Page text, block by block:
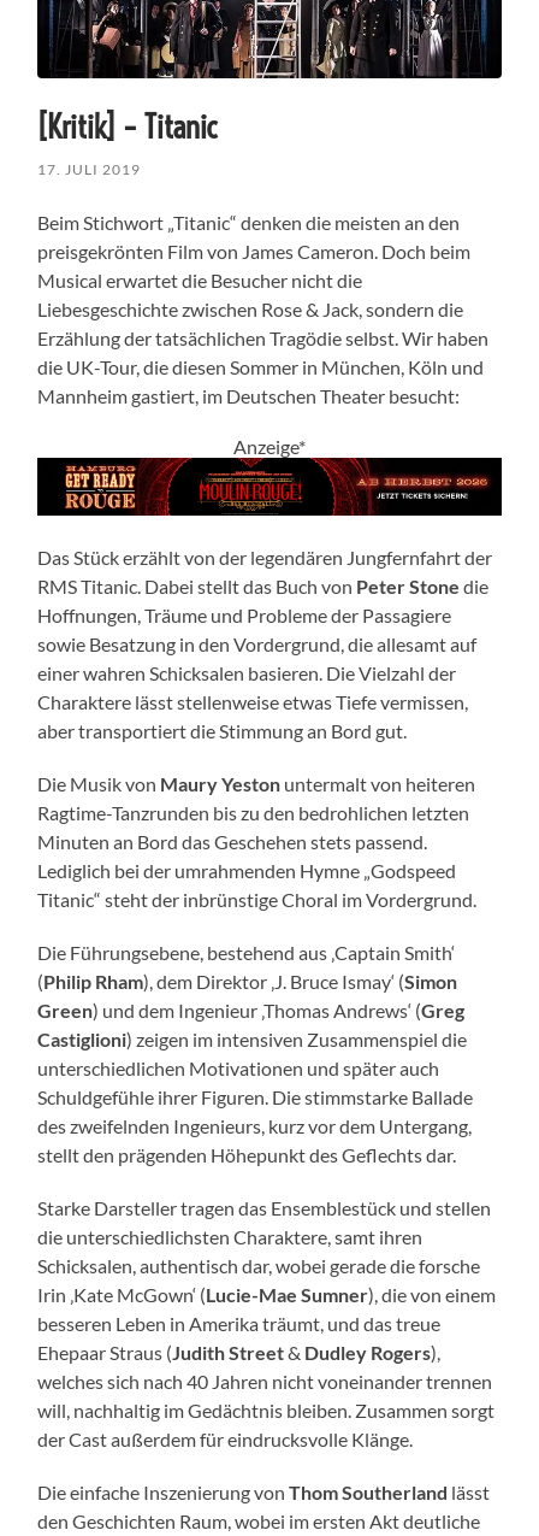
[Kritik] – Titanic
17. JULI 2019
Beim Stichwort „Titanic“ denken die meisten an den
preisgekrönten Film von James Cameron. Doch beim
Musical erwartet die Besucher nicht die
Liebesgeschichte zwischen Rose & Jack, sondern die
Erzählung der tatsächlichen Tragödie selbst. Wir haben
die UK-Tour, die diesen Sommer in München, Köln und
Mannheim gastiert, im Deutschen Theater besucht:
Anzeige*
Das Stück erzählt von der legendären Jungfernfahrt der
RMS Titanic. Dabei stellt das Buch von Peter Stone die
Hoffnungen, Träume und Probleme der Passagiere
sowie Besatzung in den Vordergrund, die allesamt auf
einer wahren Schicksalen basieren. Die Vielzahl der
Charaktere lässt stellenweise etwas Tiefe vermissen,
aber transportiert die Stimmung an Bord gut.
Die Musik von Maury Yeston untermalt von heiteren
Ragtime-Tanzrunden bis zu den bedrohlichen letzten
Minuten an Bord das Geschehen stets passend.
Lediglich bei der umrahmenden Hymne „Godspeed
Titanic“ steht der inbrünstige Choral im Vordergrund.
Die Führungsebene, bestehend aus ‚Captain Smith‘
(Philip Rham), dem Direktor ‚J. Bruce Ismay‘ (Simon
Green) und dem Ingenieur ‚Thomas Andrews‘ (Greg
Castiglioni) zeigen im intensiven Zusammenspiel die
unterschiedlichen Motivationen und später auch
Schuldgefühle ihrer Figuren. Die stimmstarke Ballade
des zweifelnden Ingenieurs, kurz vor dem Untergang,
stellt den prägenden Höhepunkt des Geflechts dar.
Starke Darsteller tragen das Ensemblestück und stellen
die unterschiedlichsten Charaktere, samt ihren
Schicksalen, authentisch dar, wobei gerade die forsche
Irin ‚Kate McGown‘ (Lucie-Mae Sumner), die von einem
besseren Leben in Amerika träumt, und das treue
Ehepaar Straus ( Judith Street& Dudley Rogers),
welches sich nach 40 Jahren nicht voneinander trennen
will, nachhaltig im Gedächtnis bleiben. Zusammen sorgt
der Cast außerdem für eindrucksvolle Klänge.
Die einfache Inszenierung vonThom Southerland lässt
den Geschichten Raum, wobei im ersten Akt deutliche